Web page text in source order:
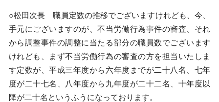
○松田次長 職員定数の推移でございますけれども、今、
手元にございますのが、不当労働行為事件の審査、それ
から調整事件の調整に当たる部分の職員数でございます
けれども、まず不当労働行為の審査の方を担当いたしま
す定数が、平成三年度から六年度までが二十八名、七年
度が二十七名、八年度から九年度が二十二名、十年度以
降が二十名というふうになっております。